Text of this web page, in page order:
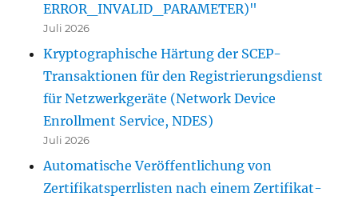
ERROR_INVALID_PARAMETER)"
Juli 2026
Kryptographische Härtung der SCEP-
Transaktionen für den Registrierungsdienst
für Netzwerkgeräte (Network Device
Enrollment Service, NDES)
Juli 2026
Automatische Veröffentlichung von
Zertifikatsperrlisten nach einem Zertifikat-